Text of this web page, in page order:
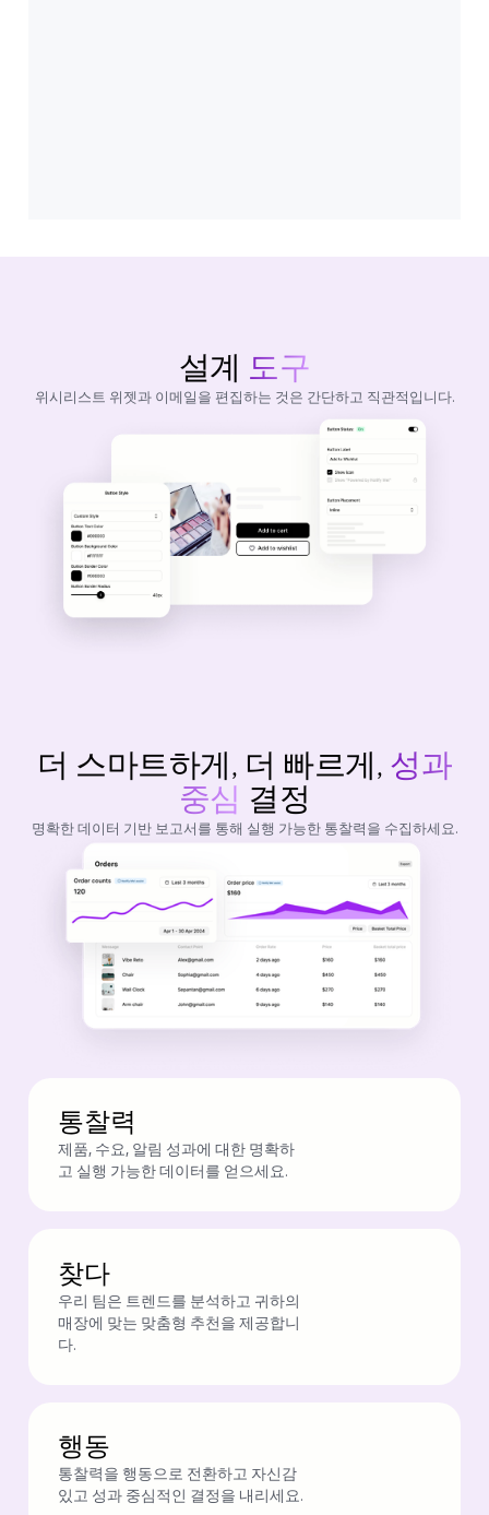
설계 도구
위시리스트 위젯과 이메일을 편집하는 것은 간단하고 직관적입니다.
더 스마트하게, 더 빠르게, 성과
중심 결정
명확한 데이터 기반 보고서를 통해 실행 가능한 통찰력을 수집하세요.
통찰력
제품, 수요, 알림 성과에 대한 명확하
고 실행 가능한 데이터를 얻으세요.
찾다
우리 팀은 트렌드를 분석하고 귀하의
매장에 맞는 맞춤형 추천을 제공합니
다.
행동
통찰력을 행동으로 전환하고 자신감
있고 성과 중심적인 결정을 내리세요.